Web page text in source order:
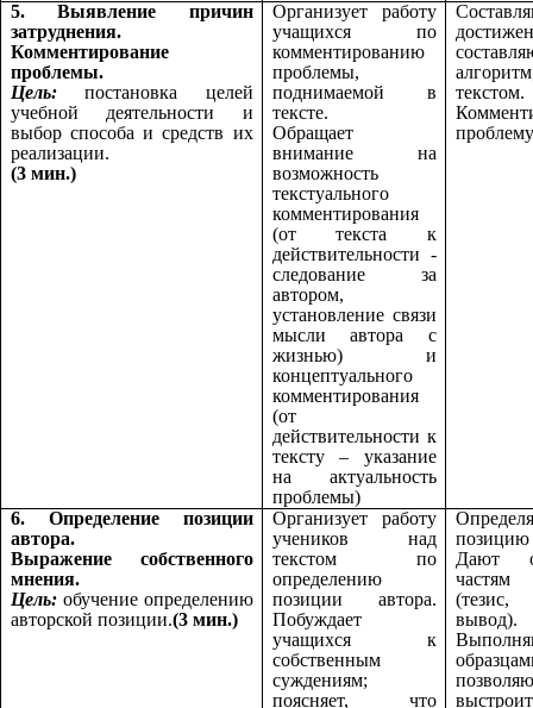
5. Выявление причин
затруднения.
Комментирование
проблемы.
Цель: постановка целей
учебной деятельности и
выбор способа и средств их
реализации.
(3 мин.)
Организует работу
учащихся по
комментированию
проблемы,
поднимаемой в
тексте.
Обращает
внимание на
возможность
текстуального
комментирования
(от текста к
действительности -
следование за
автором,
установление связи
мысли автора с
жизнью) и
концептуального
комментирования
(от
действительности к
тексту – указание
на актуальность
проблемы)
текстом.
6. Определение позиции
автора.
Выражение собственного
мнения.
Цель: обучение определению
авторской позиции.(3 мин.)
Организует работу
учеников над
текстом по
определению
позиции автора.
Побуждает
учащихся к
собственным
суждениям;
поясняет, что
Дают
частям
(тезис,
вывод).